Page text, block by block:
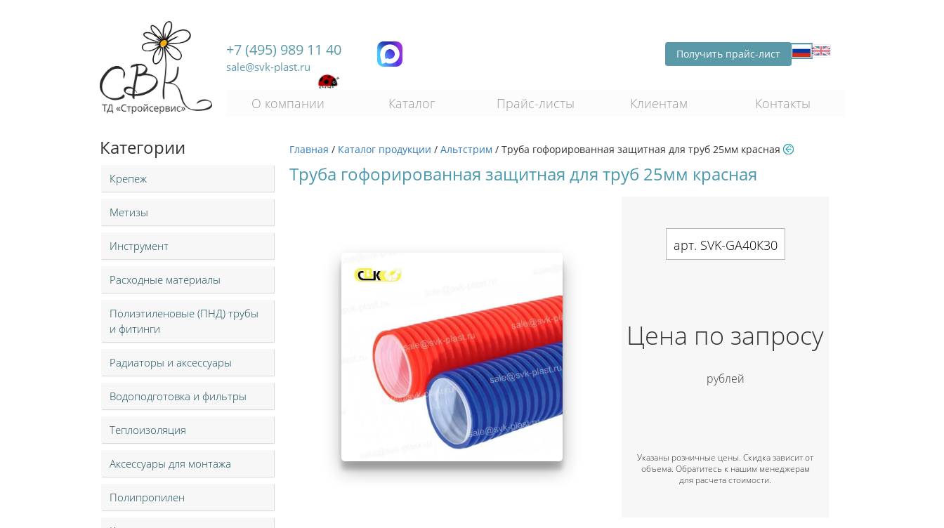
+7 (495) 989 11 40
sale@svk-plast.ru
Получить прайс-лист
О компании Каталог Прайс-листы Клиентам Контакты
Главная / Каталог продукции / Альтстрим / Труба гофорированная защитная для труб 25мм красная
Категории
Крепеж
Метизы
Инструмент
Расходные материалы
Полиэтиленовые (ПНД) трубы
и фитинги
Радиаторы и аксессуары
Водоподготовка и фильтры
Теплоизоляция
Аксессуары для монтажа
Полипропилен
Труба гофорированная защитная для труб 25мм красная
арт. SVK-GA40К30
Цена по запросу
рублей
Указаны розничные цены. Скидка зависит от
объема. Обратитесь к нашим менеджерам
для расчета стоимости.